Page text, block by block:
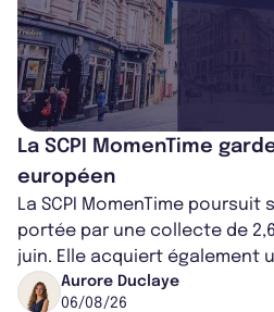
La SCPI MomenTime
européen
La SCPI MomenTime
portée par une collecte de
juin. Elle acquiert également
Worcester, place une
Aurore Duclaye
06/08/26